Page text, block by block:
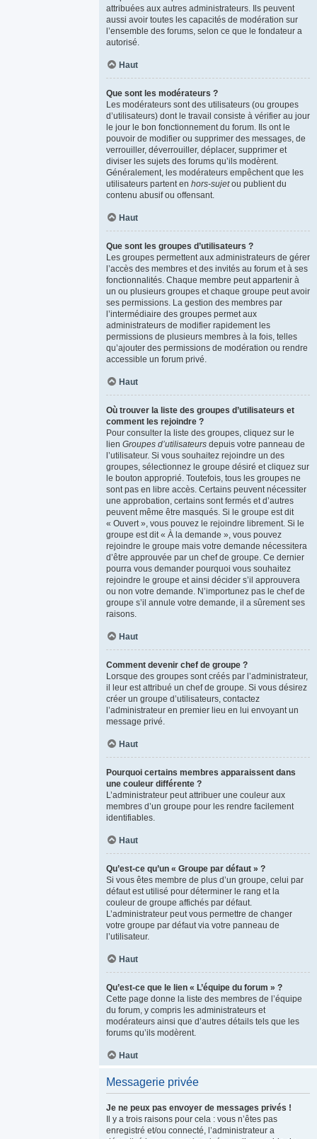
attribuées aux autres administrateurs. Ils peuvent
aussi avoir toutes les capacités de modération sur
l’ensemble des forums, selon ce que le fondateur a
autorisé.
Haut
Que sont les modérateurs ?
Les modérateurs sont des utilisateurs (ou groupes
d’utilisateurs) dont le travail consiste à vérifier au jour
le jour le bon fonctionnement du forum. Ils ont le
pouvoir de modifier ou supprimer des messages, de
verrouiller, déverrouiller, déplacer, supprimer et
diviser les sujets des forums qu’ils modèrent.
Généralement, les modérateurs empêchent que les
utilisateurs partent en hors-sujetou publient du
contenu abusif ou offensant.
Haut
Que sont les groupes d’utilisateurs ?
Les groupes permettent aux administrateurs de gérer
l’accès des membres et des invités au forum et à ses
fonctionnalités. Chaque membre peut appartenir à
un ou plusieurs groupes et chaque groupe peut avoir
ses permissions. La gestion des membres par
l’intermédiaire des groupes permet aux
administrateurs de modifier rapidement les
permissions de plusieurs membres à la fois, telles
qu’ajouter des permissions de modération ou rendre
accessible un forum privé.
Haut
Où trouver la liste des groupes d’utilisateurs et
comment les rejoindre ?
Pour consulter la liste des groupes, cliquez sur le
lien Groupes d’utilisateurs depuis votre panneau de
l’utilisateur. Si vous souhaitez rejoindre un des
groupes, sélectionnez le groupe désiré et cliquez sur
le bouton approprié. Toutefois, tous les groupes ne
sont pas en libre accès. Certains peuvent nécessiter
une approbation, certains sont fermés et d’autres
peuvent même être masqués. Si le groupe est dit
« Ouvert », vous pouvez le rejoindre librement. Si le
groupe est dit « À la demande », vous pouvez
rejoindre le groupe mais votre demande nécessitera
d’être approuvée par un chef de groupe. Ce dernier
pourra vous demander pourquoi vous souhaitez
rejoindre le groupe et ainsi décider s’il approuvera
ou non votre demande. N’importunez pas le chef de
groupe s’il annule votre demande, il a sûrement ses
raisons.
Haut
Comment devenir chef de groupe ?
Lorsque des groupes sont créés par l’administrateur,
il leur est attribué un chef de groupe. Si vous désirez
créer un groupe d’utilisateurs, contactez
l’administrateur en premier lieu en lui envoyant un
message privé.
Haut
Pourquoi certains membres apparaissent dans
une couleur différente ?
L’administrateur peut attribuer une couleur aux
membres d’un groupe pour les rendre facilement
identifiables.
Haut
Qu’est-ce qu’un « Groupe par défaut » ?
Si vous êtes membre de plus d’un groupe, celui par
défaut est utilisé pour déterminer le rang et la
couleur de groupe affichés par défaut.
L’administrateur peut vous permettre de changer
votre groupe par défaut via votre panneau de
l’utilisateur.
Haut
Qu’est-ce que le lien « L’équipe du forum » ?
Cette page donne la liste des membres de l’équipe
du forum, y compris les administrateurs et
modérateurs ainsi que d’autres détails tels que les
forums qu’ils modèrent.
Haut
Messagerie privée
Je ne peux pas envoyer de messages privés !
Il y a trois raisons pour cela : vous n’êtes pas
enregistré et/ou connecté, l’administrateur a